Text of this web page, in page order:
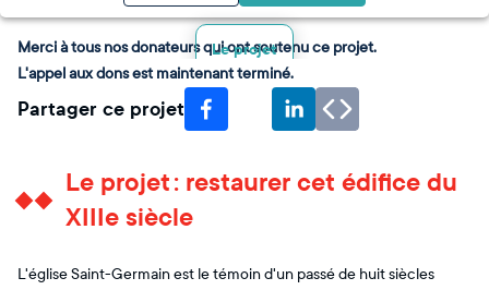
Le projet
Merci à tous nos donateurs qui ont soutenu ce projet.
L'appel aux dons est maintenant terminé.
Partager ce projet
Le projet : restaurer cet édifice du
XIIIe siècle
L'église Saint-Germain est le témoin d'un passé de huit siècles